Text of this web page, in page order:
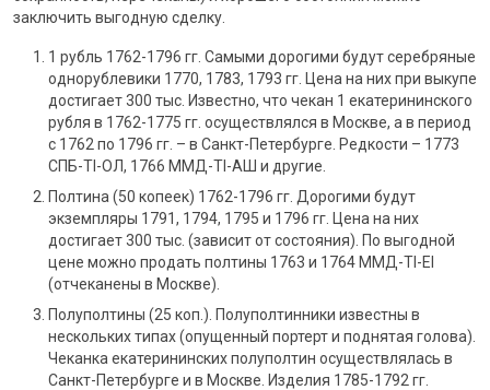
заключить выгодную сделку.
1 рубль 1762-1796 гг. Самыми дорогими будут серебряные
однорублевики 1770, 1783, 1793 гг. Цена на них при выкупе
достигает 300 тыс. Известно, что чекан 1 екатерининского
рубля в 1762-1775 гг. осуществлялся в Москве, а в период
с 1762 по 1796 гг. – в Санкт-Петербурге. Редкости – 1773
СПБ-TI-ОЛ, 1766 ММД-TI-АШ и другие.
Полтина (50 копеек) 1762-1796 гг. Дорогими будут
экземпляры 1791, 1794, 1795 и 1796 гг. Цена на них
достигает 300 тыс. (зависит от состояния). По выгодной
цене можно продать полтины 1763 и 1764 ММД-TI-EI
(отчеканены в Москве).
Полуполтины (25 коп.). Полуполтинники известны в
нескольких типах (опущенный портерт и поднятая голова).
Чеканка екатерининских полуполтин осуществлялась в
Санкт-Петербурге и в Москве. Изделия 1785-1792 гг.